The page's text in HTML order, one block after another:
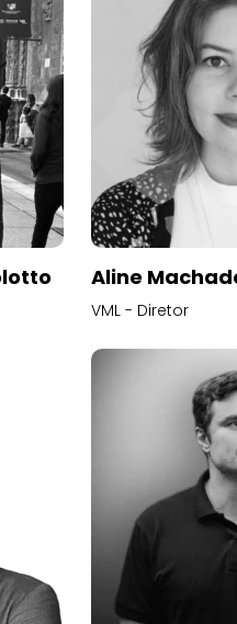
Aline
VML - Diretor